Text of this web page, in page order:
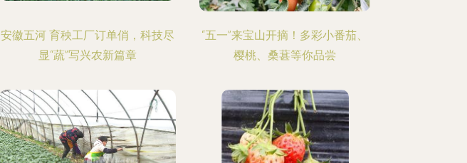
安徽五河 育秧工厂订单俏，科技尽
显“蔬”写兴农新篇章
“五一”来宝山开摘！多彩小番茄、
樱桃、桑葚等你品尝